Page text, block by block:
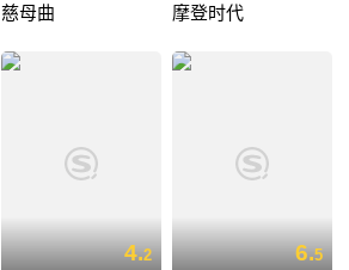
慈母曲 摩登时代
4.2 6.5